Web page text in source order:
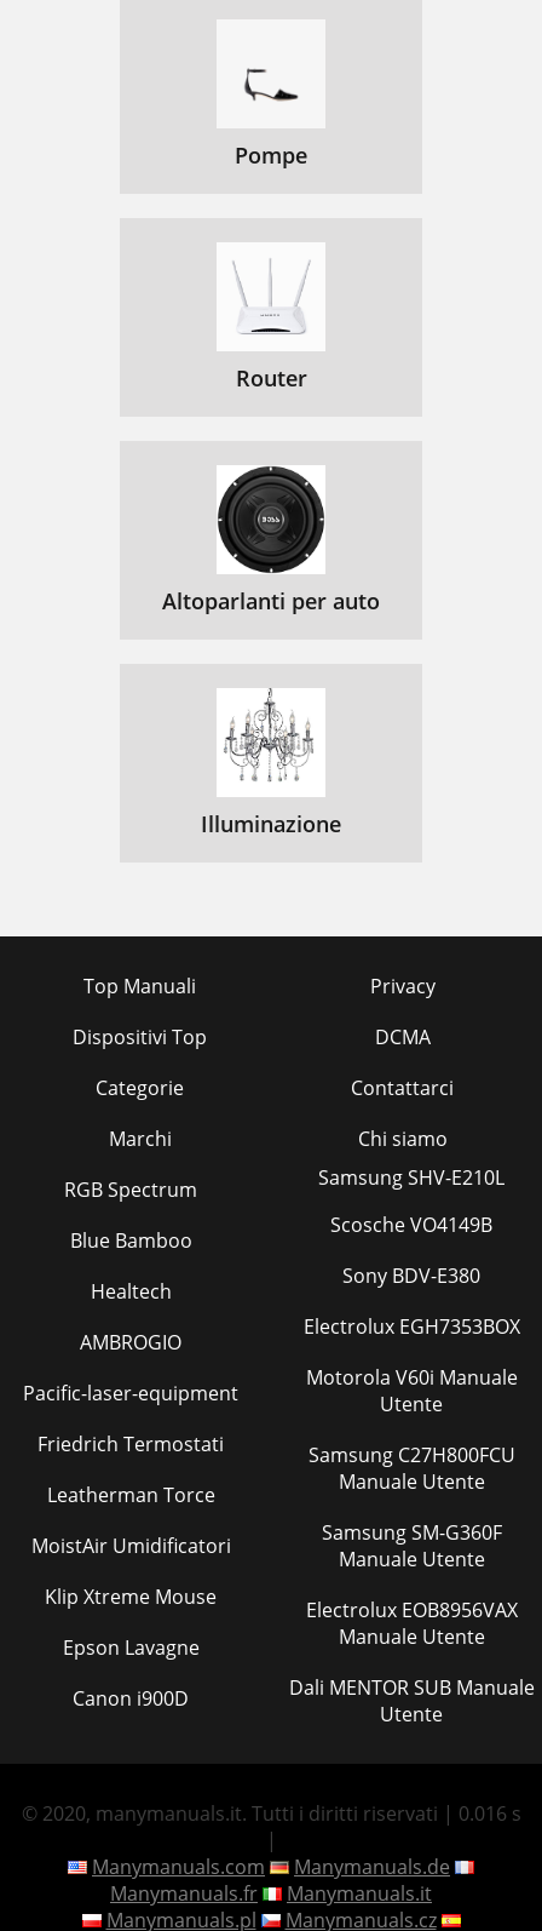
Pompe
Router
Altoparlanti per auto
Illuminazione
Top Manuali
Dispositivi Top
Categorie
Marchi
Privacy
DCMA
Contattarci
Chi siamo
RGB Spectrum
Blue Bamboo
Healtech
AMBROGIO
Pacific-laser-equipment
Friedrich Termostati
Leatherman Torce
MoistAir Umidificatori
Klip Xtreme Mouse
Epson Lavagne
Canon i900D
Samsung SHV-E210L
Scosche VO4149B
Sony BDV-E380
Electrolux EGH7353BOX
Motorola V60i Manuale
Utente
Samsung C27H800FCU
Manuale Utente
Samsung SM-G360F
Manuale Utente
Electrolux EOB8956VAX
Manuale Utente
Dali MENTOR SUB Manuale
Utente
© 2020, manymanuals.it. Tutti i diritti riservati | 0.016 s
|
Manymanuals.com
Manymanuals.de
Manymanuals.fr
Manymanuals.it
Manymanuals.pl
Manymanuals.cz